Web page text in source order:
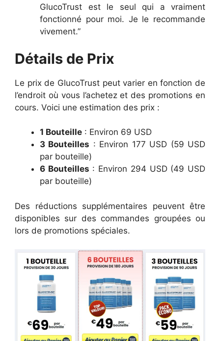
GlucoTrust est le seul qui a vraiment
fonctionné pour moi. Je le recommande
vivement.”
Détails de Prix
Le prix de GlucoTrust peut varier en fonction de
l’endroit où vous l’achetez et des promotions en
cours. Voici une estimation des prix :
1 Bouteille : Environ 69 USD
3 Bouteilles : Environ 177 USD (59 USD
par bouteille)
6 Bouteilles : Environ 294 USD (49 USD
par bouteille)
Des réductions supplémentaires peuvent être
disponibles sur des commandes groupées ou
lors de promotions spéciales.